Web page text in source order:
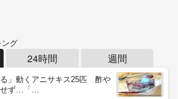
グ
24時間 週間
る」動くアニサキス25匹 酢や
せず…「…